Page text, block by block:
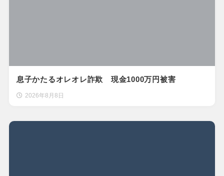
息子かたるオレオレ詐欺 現金1000万円被害
2026年8月8日